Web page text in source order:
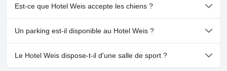
Oui, un spa est disponible à Hotel Weis.
Est-ce que Hotel Weis accepte les chiens ?
Non, Hotel Weis n'accepte pas les chiens.
Un parking est-il disponible au Hotel Weis ?
Oui, un parking est disponible à Hotel Weis.
Le Hotel Weis dispose-t-il d'une salle de sport ?